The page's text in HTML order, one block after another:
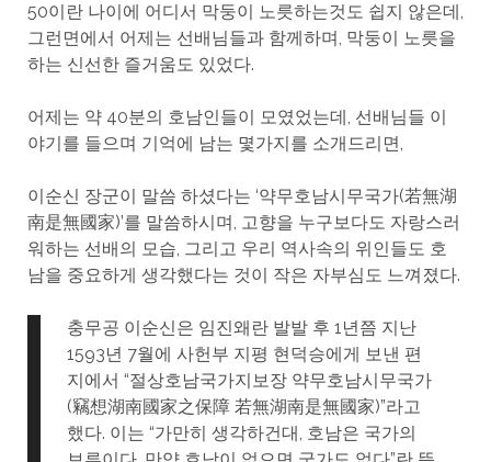
50이란 나이에 어디서 막둥이 노릇하는것도 쉽지 않은데,
그런면에서 어제는 선배님들과 함께하며, 막둥이 노릇을
하는 신선한 즐거움도 있었다.
어제는 약 40분의 호남인들이 모였었는데, 선배님들 이
야기를 들으며 기억에 남는 몇가지를 소개드리면,
이순신 장군이 말씀 하셨다는 ‘약무호남시무국가(若無湖
南是無國家)’를 말씀하시며, 고향을 누구보다도 자랑스러
워하는 선배의 모습, 그리고 우리 역사속의 위인들도 호
남을 중요하게 생각했다는 것이 작은 자부심도 느껴졌다.
충무공 이순신은 임진왜란 발발 후 1년쯤 지난
1593년 7월에 사헌부 지평 현덕승에게 보낸 편
지에서 “절상호남국가지보장 약무호남시무국가
(竊想湖南國家之保障 若無湖南是無國家)”라고
했다. 이는 “가만히 생각하건대, 호남은 국가의